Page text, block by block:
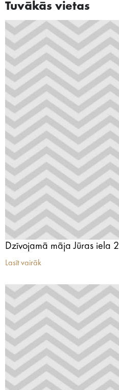
Tuvākās vietas
Dzīvojamā māja Jūras iela 2
Lasīt vairāk